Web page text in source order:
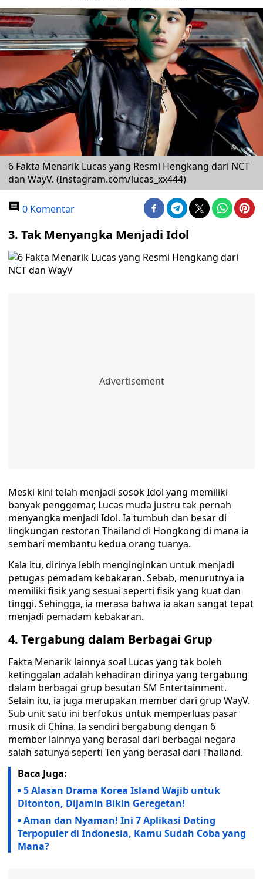
6 Fakta Menarik Lucas yang Resmi Hengkang dari NCT
dan WayV. (Instagram.com/lucas_xx444)
0 Komentar
3. Tak Menyangka Menjadi Idol
Meski kini telah menjadi sosok Idol yang memiliki
banyak penggemar, Lucas muda justru tak pernah
menyangka menjadi Idol. Ia tumbuh dan besar di
lingkungan restoran Thailand di Hongkong di mana ia
sembari membantu kedua orang tuanya.
Kala itu, dirinya lebih menginginkan untuk menjadi
petugas pemadam kebakaran. Sebab, menurutnya ia
memiliki fisik yang sesuai seperti fisik yang kuat dan
tinggi. Sehingga, ia merasa bahwa ia akan sangat tepat
menjadi pemadam kebakaran.
4. Tergabung dalam Berbagai Grup
Fakta Menarik lainnya soal Lucas yang tak boleh
ketinggalan adalah kehadiran dirinya yang tergabung
dalam berbagai grup besutan SM Entertainment.
Selain itu, ia juga merupakan member dari grup WayV.
Sub unit satu ini berfokus untuk memperluas pasar
musik di China. Ia sendiri bergabung dengan 6
member lainnya yang berasal dari berbagai negara
salah satunya seperti Ten yang berasal dari Thailand.
Baca Juga:
5 Alasan Drama Korea Island Wajib untuk
Ditonton, Dijamin Bikin Geregetan!
Aman dan Nyaman! Ini 7 Aplikasi Dating
Terpopuler di Indonesia, Kamu Sudah Coba yang
Mana?